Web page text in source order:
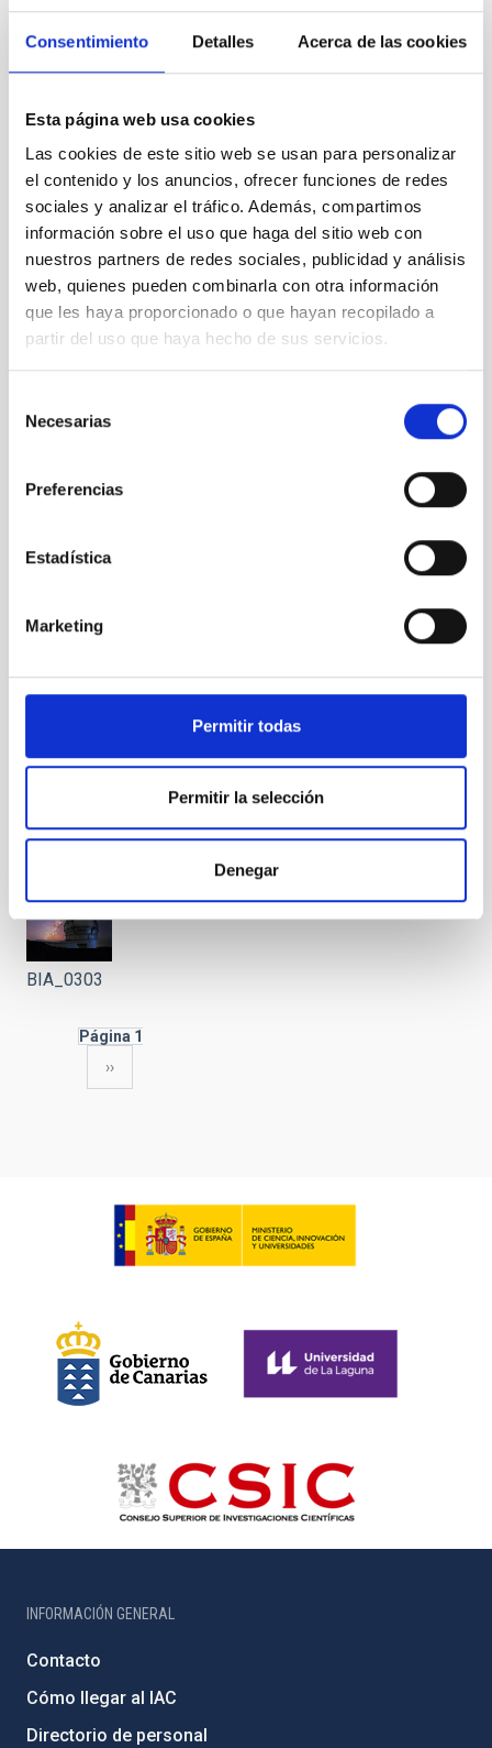
Consentimiento Detalles Acerca de las cookies
Esta página web usa cookies
Las cookies de este sitio web se usan para personalizar
el contenido y los anuncios, ofrecer funciones de redes
sociales y analizar el tráfico. Además, compartimos
información sobre el uso que haga del sitio web con
nuestros partners de redes sociales, publicidad y análisis
web, quienes pueden combinarla con otra información
que les haya proporcionado o que hayan recopilado a
partir del uso que haya hecho de sus servicios.
Necesarias
Preferencias
Estadística
Marketing
Permitir todas
Permitir la selección
Denegar
BIA_0296
BIA_0301
BIA_0303
Paginación
Página 1
Siguiente
››
INFORMACIÓN GENERAL
Contacto
Cómo llegar al IAC
Directorio de personal